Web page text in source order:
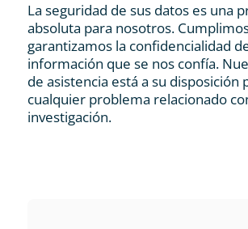
La seguridad de sus datos es una
absoluta para nosotros.
garantizamos la confidencialidad
información que se nos confía.
de asistencia está a su disposición
cualquier problema relacionado
investigación.